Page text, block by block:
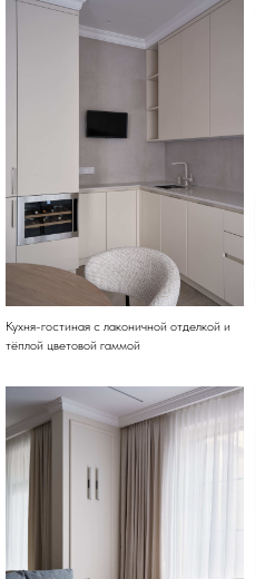
Кухня-гостиная с лаконичной отделкой и
тёплой цветовой гаммой